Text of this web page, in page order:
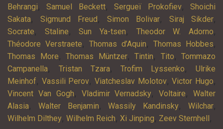
Behrangi,Samuel Beckett,Sergueï Prokofiev,Shoichi
Sakata, Sigmund Freud , Simon Bolivar, Siraj Sikder,
Socrate, Staline,Sun Ya-tsen, Theodor W. Adorno,
Théodore Verstraete, Thomas d’Aquin, Thomas Hobbes,
Thomas More, Thomas Müntzer, Tintin, Tito, Tommazo
Campanella, Tristan Tzara,Trofim Lyssenko,Ulrike
Meinhof, Vassili Perov,Viatcheslav Molotov,Victor Hugo,
Vincent Van Gogh, Vladimir Vernadsky,Voltaire,Walter
Alasia, Walter Benjamin,Wassily Kandinsky,Wilchar,
Wilhelm Dilthey, Wilhelm Reich, Xi Jinping, Zeev Sternhell ,